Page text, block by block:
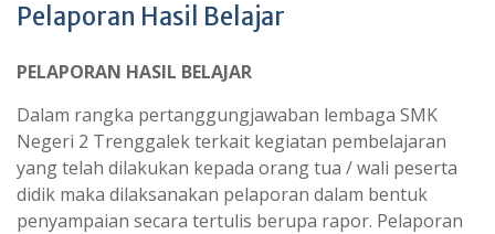
Pelaporan Hasil Belajar
PELAPORAN HASIL BELAJAR
Dalam rangka pertanggungjawaban lembaga SMK
Negeri 2 Trenggalek terkait kegiatan pembelajaran
yang telah dilakukan kepada orang tua / wali peserta
didik maka dilaksanakan pelaporan dalam bentuk
penyampaian secara tertulis berupa rapor. Pelaporan